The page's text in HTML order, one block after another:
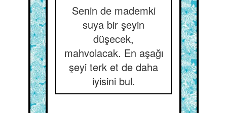
Senin de mademki
suya bir şeyin
düşecek,
mahvolacak. En aşağı
şeyi terk et de daha
iyisini bul.